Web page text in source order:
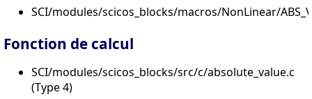
SCI/modules/scicos_blocks/macros/NonLinear/
Fonction de calcul
SCI/modules/scicos_blocks/src/c/absolute_value.c
(Type 4)